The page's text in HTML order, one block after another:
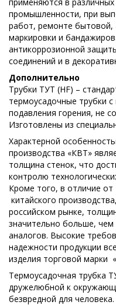
промышленности, при
работ, ремонте бытовой,
маркировки и
антикоррозионной
соединений и в
Дополнительно
Трубки ТУТ (HF) –
термоусадочные трубки
подавления горения, не
Изготовлены из
Характерной
производства «КВТ»
толщина стенок, что
контролю
Кроме того, в отличие
китайского
российском рынке,
значительно больше,
аналогов. Высокие
надежности продукции
изделия торговой марки
Термоусадочная трубка
дружелюбной к
безвредной для человека.